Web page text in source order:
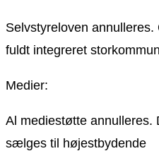
Selvstyreloven
fuldt integreret
Medier:
Al mediestøtte annulleres.
sælges til højestbydende